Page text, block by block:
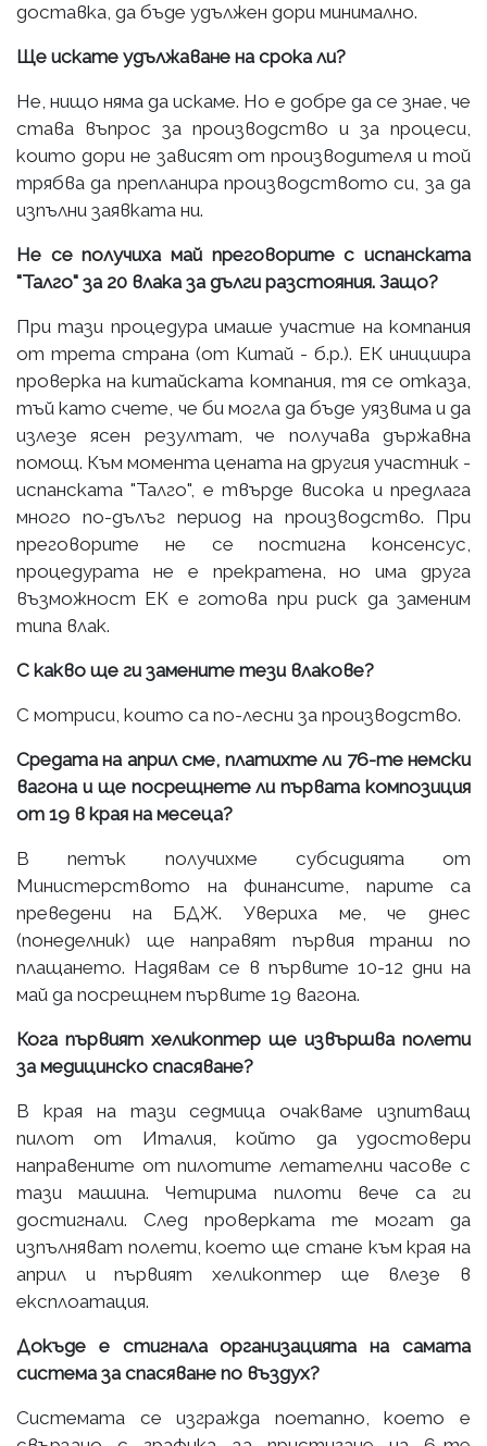
доставка, да бъде удължен дори минимално.
Ще искате удължаване на срока ли?
Не, нищо няма да искаме. Но е добре да се знае, че
става въпрос за производство и за процеси,
които дори не зависят от производителя и той
трябва да препланира производството си, за да
изпълни заявката ни.
Не се получиха май преговорите с испанската
"Талго" за 20 влака за дълги разстояния. Защо?
При тази процедура имаше участие на компания
от трета страна (от Китай - б.р.). ЕК инициира
проверка на китайската компания, тя се отказа,
тъй като счете, че би могла да бъде уязвима и да
излезе ясен резултат, че получава държавна
помощ. Към момента цената на другия участник -
испанската "Талго", е твърде висока и предлага
много по-дълъг период на производство. При
преговорите не се постигна консенсус,
процедурата не е прекратена, но има друга
възможност ЕК е готова при риск да заменим
типа влак.
C какво ще ги замените тези влакове?
С мотриси, които са по-лесни за производство.
Средата на април сме, платихте ли 76-те немски
вагона и ще посрещнете ли първата композиция
от 19 в края на месеца?
В петък получихме субсидията от
Министерството на финансите, парите са
преведени на БДЖ. Увериха ме, че днес
(понеделник) ще направят първия транш по
плащането. Надявам се в първите 10-12 дни на
май да посрещнем първите 19 вагона.
Кога първият хеликоптер ще извършва полети
за медицинско спасяване?
В края на тази седмица очакваме изпитващ
пилот от Италия, който да удостовери
направените от пилотите летателни часове с
тази машина. Четирима пилоти вече са ги
достигнали. След проверката те могат да
изпълняват полети, което ще стане към края на
април и първият хеликоптер ще влезе в
експлоатация.
Докъде е стигнала организацията на самата
система за спасяване по въздух?
Системата се изгражда поетапно, което е